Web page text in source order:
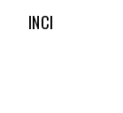
éclat sur une
Non applicable
INCI